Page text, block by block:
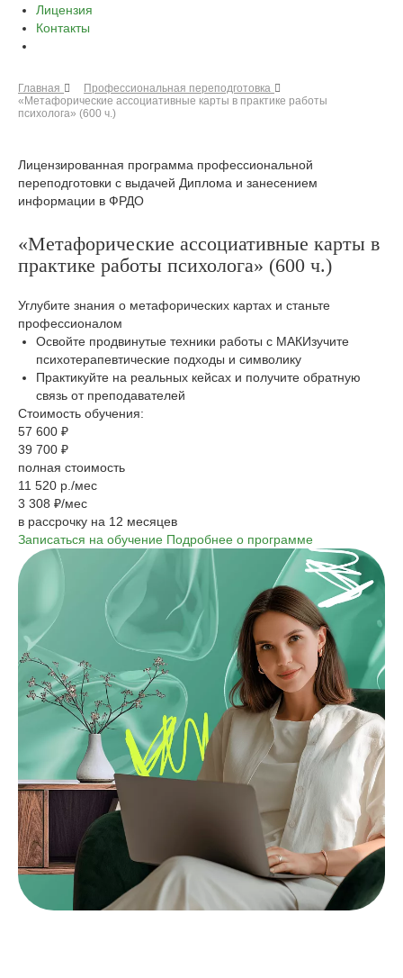
Лицензия
Контакты
Главная
Профессиональная переподготовка
«Метафорические ассоциативные карты в практике работы
психолога» (600 ч.)
Лицензированная программа профессиональной
переподготовки с выдачей Диплома и занесением
информации в ФРДО
«Метафорические ассоциативные карты в
практике работы психолога» (600 ч.)
Углубите знания о метафорических картах и станьте
профессионалом
Освойте продвинутые техники работы с МАКИзучите
психотерапевтические подходы и символику
Практикуйте на реальных кейсах и получите обратную
связь от преподавателей
Стоимость обучения:
57 600 ₽
39 700 ₽
полная стоимость
11 520 р./мес
3 308 ₽/мес
в рассрочку на 12 месяцев
Записаться на обучение Подробнее о программе